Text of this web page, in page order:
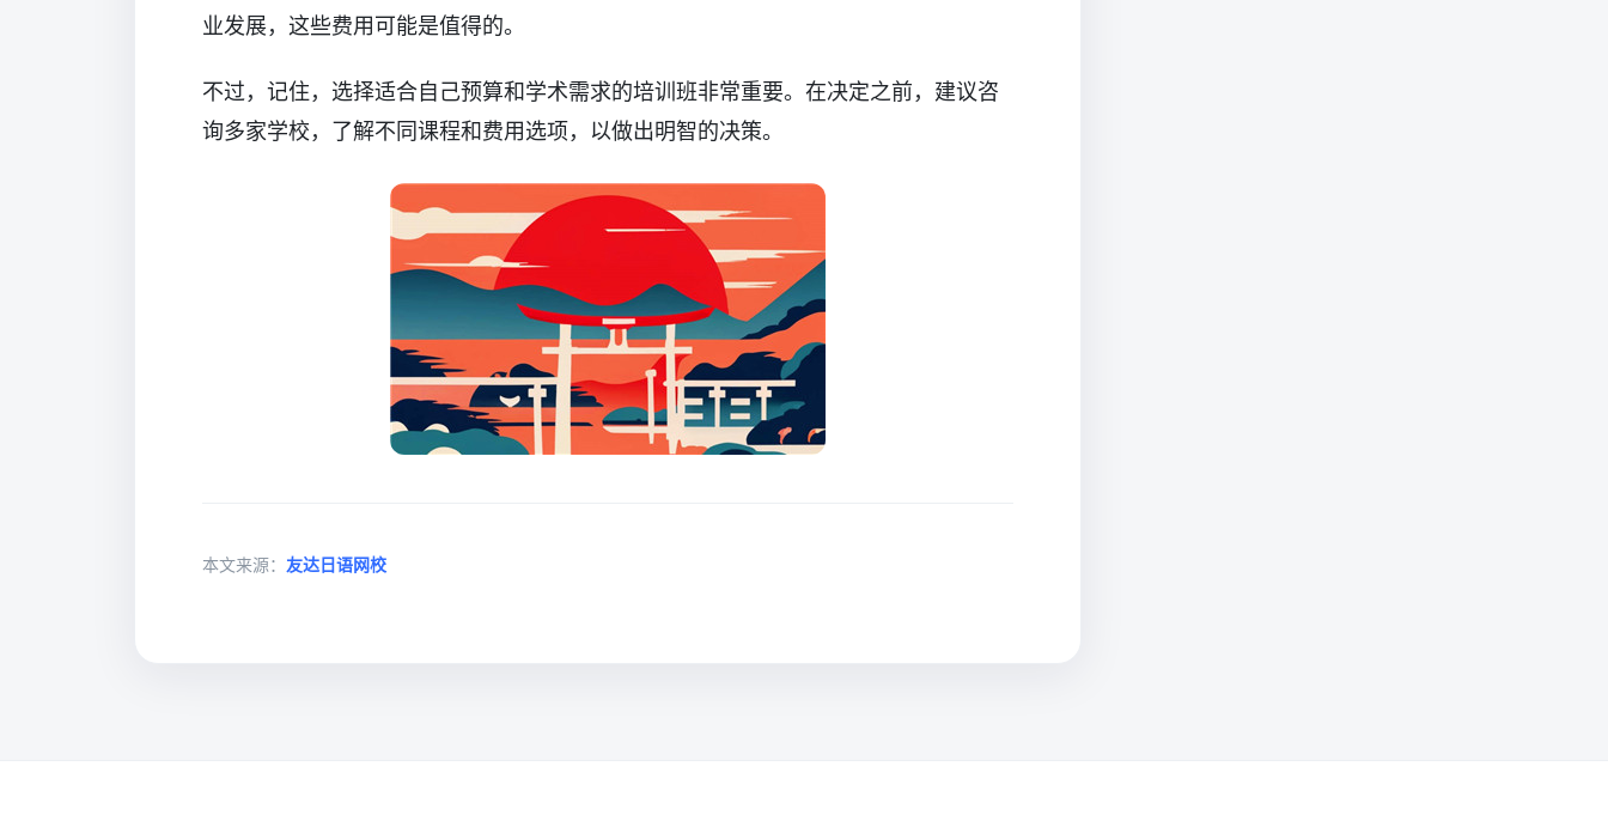
业发展，这些费用可能是值得的。
不过，记住，选择适合自己预算和学术需求的培训班非常重要。在决定之前，建议咨
询多家学校，了解不同课程和费用选项，以做出明智的决策。
本文来源： 友达日语网校